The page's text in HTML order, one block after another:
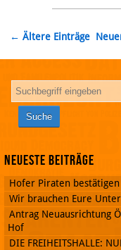
← Ältere Einträge
Neueste Beiträge
Hofer Piraten bestätigen
Wir brauchen Eure
Antrag Neuausrichtung
Hof
DIE FREIHEITSHALLE: